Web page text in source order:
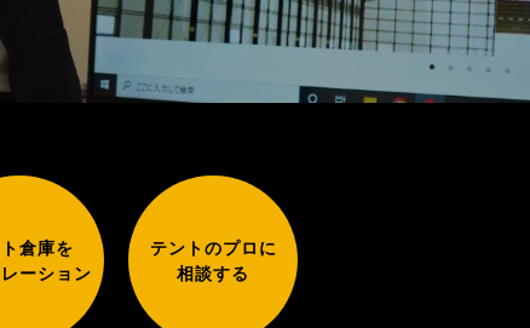
倉庫を
ーション
テントのプロに
相談する